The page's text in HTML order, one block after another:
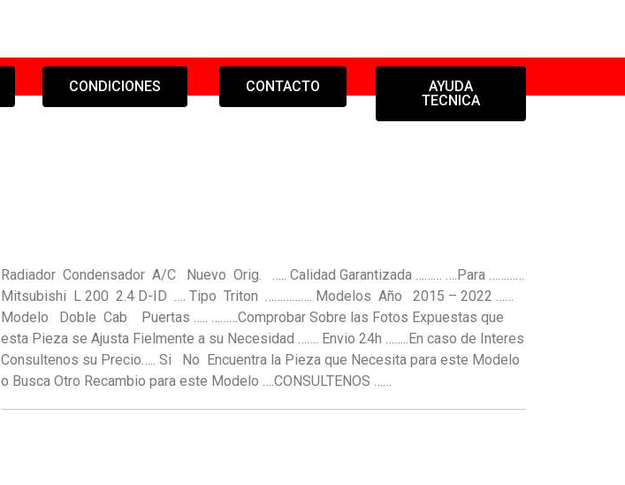
CONDICIONES CONTACTO
AYUDA
TECNICA
Radiador Condensador A/C Nuevo Orig. ….. Calidad Garantizada ……… ….Para …………
Mitsubishi L 200 2.4 D-ID …. Tipo Triton ……………. Modelos Año 2015 – 2022 ……
Modelo Doble Cab Puertas ….. ………Comprobar Sobre las Fotos Expuestas que
esta Pieza se Ajusta Fielmente a su Necesidad ……. Envio 24h ……..En caso de Interes
Consultenos su Precio….. Si No Encuentra la Pieza que Necesita para este Modelo
o Busca Otro Recambio para este Modelo ….CONSULTENOS ……